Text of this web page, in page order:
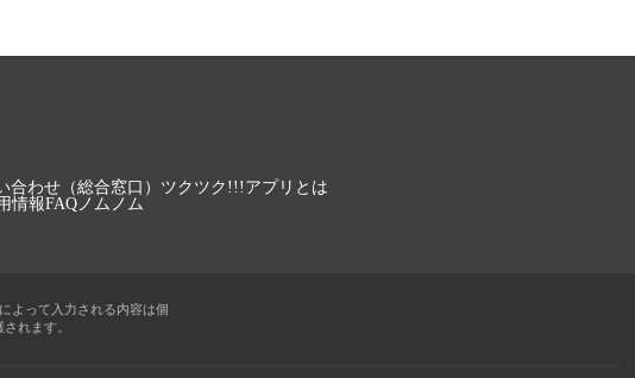
合わせ（総合窓口）
ツクツク!!!アプリとは
情報FAQノムノム
よって入力される内容は個
れます。